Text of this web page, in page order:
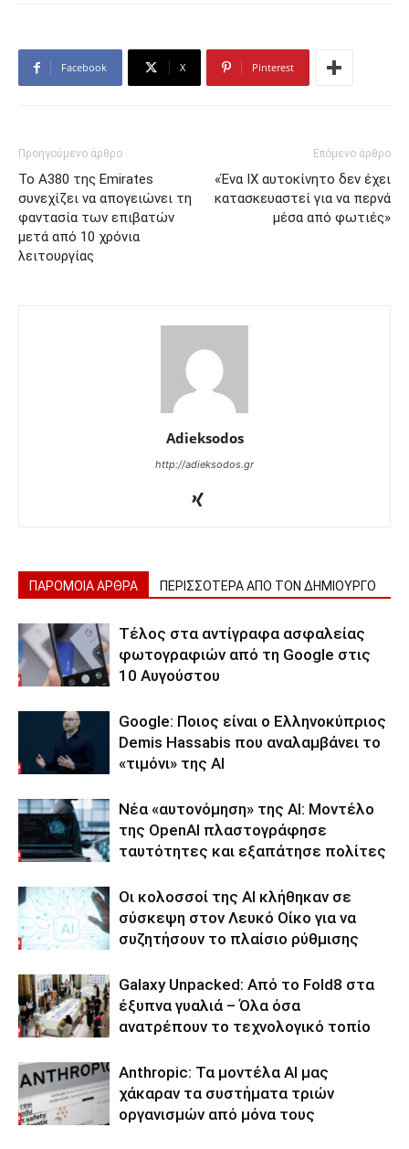
Facebook X Pinterest
Προηγούμενο άρθρο
To A380 της Emirates
συνεχίζει να απογειώνει τη
φαντασία των επιβατών
μετά από 10 χρόνια
λειτουργίας
Επόμενο άρθρο
«Ένα ΙΧ αυτοκίνητο δεν έχει
κατασκευαστεί για να περνά
μέσα από φωτιές»
Adieksodos
http://adieksodos.gr
ΠΑΡΟΜΟΙΑ ΑΡΘΡΑ ΠΕΡΙΣΣΟΤΕΡΑ ΑΠΟ ΤΟΝ ΔΗΜΙΟΥΡΓΟ
Τέλος στα αντίγραφα ασφαλείας
φωτογραφιών από τη Google στις
10 Αυγούστου
Google: Ποιος είναι ο Ελληνοκύπριος
Demis Hassabis που αναλαμβάνει το
«τιμόνι» της ΑΙ
Νέα «αυτονόμηση» της AI: Μοντέλο
της OpenAI πλαστογράφησε
ταυτότητες και εξαπάτησε πολίτες
Οι κολοσσοί της ΑΙ κλήθηκαν σε
σύσκεψη στον Λευκό Οίκο για να
συζητήσουν το πλαίσιο ρύθμισης
Galaxy Unpacked: Από το Fold8 στα
έξυπνα γυαλιά – Όλα όσα
ανατρέπουν το τεχνολογικό τοπίο
Anthropic: Τα μοντέλα AI μας
χάκαραν τα συστήματα τριών
οργανισμών από μόνα τους